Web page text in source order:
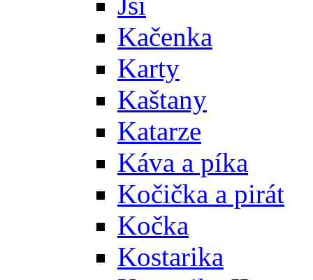
Kačenka
Karty
Kaštany
Katarze
Káva a píka
Kočička a pirát
Kočka
Kostarika